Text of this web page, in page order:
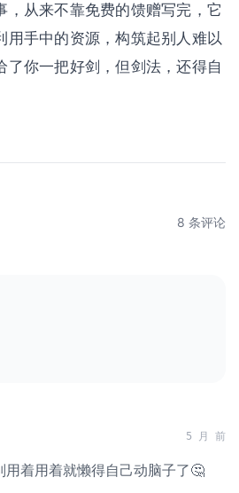
，从来不靠免费的馈赠写完，它
用手中的资源，构筑起别人难以
了你一把好剑，但剑法，还得自
8 条评论
5 月 前
用着用着就懒得自己动脑子了🤔